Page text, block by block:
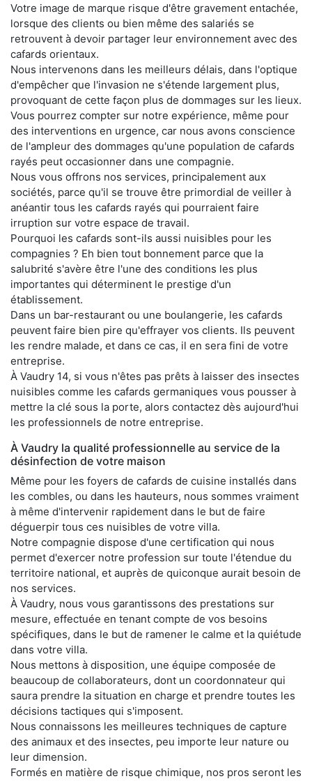
Votre image de marque risque d'être gravement entachée,
lorsque des clients ou bien même des salariés se
retrouvent à devoir partager leur environnement avec des
cafards orientaux.
Nous intervenons dans les meilleurs délais, dans l'optique
d'empêcher que l'invasion ne s'étende largement plus,
provoquant de cette façon plus de dommages sur les lieux.
Vous pourrez compter sur notre expérience, même pour
des interventions en urgence, car nous avons conscience
de l'ampleur des dommages qu'une population de cafards
rayés peut occasionner dans une compagnie.
Nous vous offrons nos services, principalement aux
sociétés, parce qu'il se trouve être primordial de veiller à
anéantir tous les cafards rayés qui pourraient faire
irruption sur votre espace de travail.
Pourquoi les cafards sont-ils aussi nuisibles pour les
compagnies ? Eh bien tout bonnement parce que la
salubrité s'avère être l'une des conditions les plus
importantes qui déterminent le prestige d'un
établissement.
Dans un bar-restaurant ou une boulangerie, les cafards
peuvent faire bien pire qu'effrayer vos clients. Ils peuvent
les rendre malade, et dans ce cas, il en sera fini de votre
entreprise.
À Vaudry 14, si vous n'êtes pas prêts à laisser des insectes
nuisibles comme les cafards germaniques vous pousser à
mettre la clé sous la porte, alors contactez dès aujourd'hui
les professionnels de notre entreprise.
À Vaudry la qualité professionnelle au service de la
désinfection de votre maison
Même pour les foyers de cafards de cuisine installés dans
les combles, ou dans les hauteurs, nous sommes vraiment
à même d'intervenir rapidement dans le but de faire
déguerpir tous ces nuisibles de votre villa.
Notre compagnie dispose d'une certification qui nous
permet d'exercer notre profession sur toute l'étendue du
territoire national, et auprès de quiconque aurait besoin de
nos services.
À Vaudry, nous vous garantissons des prestations sur
mesure, effectuée en tenant compte de vos besoins
spécifiques, dans le but de ramener le calme et la quiétude
dans votre villa.
Nous mettons à disposition, une équipe composée de
beaucoup de collaborateurs, dont un coordonnateur qui
saura prendre la situation en charge et prendre toutes les
décisions tactiques qui s'imposent.
Nous connaissons les meilleures techniques de capture
des animaux et des insectes, peu importe leur nature ou
leur dimension.
Formés en matière de risque chimique, nos pros seront les